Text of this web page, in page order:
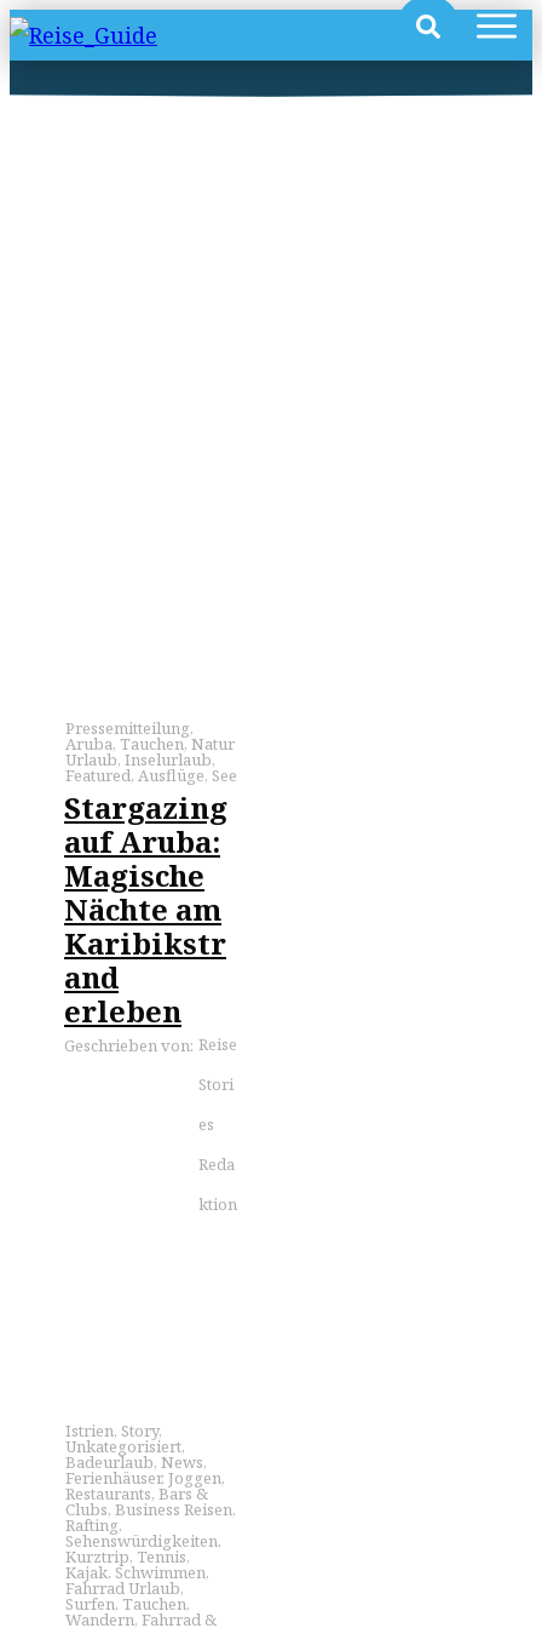
Pressemitteilung,
Aruba, Tauchen,Natur
Urlaub, Inselurlaub,
Featured, Ausflüge, See
Stargazing
auf Aruba:
Magische
Nächte am
Karibikstr
and
erleben
Geschrieben von: Reise
Stori
es
Reda
ktion
Istrien, Story,
Unkategorisiert,
Badeurlaub, News,
Ferienhäuser, Joggen,
Restaurants, Bars &
Clubs, Business Reisen,
Rafting,
Sehenswürdigkeiten,
Kurztrip, Tennis,
Kajak, Schwimmen,
Fahrrad Urlaub,
Surfen, Tauchen,
Wandern, Fahrrad &